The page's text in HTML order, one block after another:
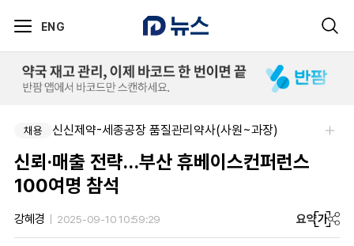
ENG
채용 신신제약-세종공장 품질관리약사(사원~과장)
신뢰·매출 전략…부산 휴베이스컨퍼런스
100여명 참석
강혜경 2025-09-10 10:59:29 요약가